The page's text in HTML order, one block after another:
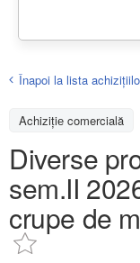
Înapoi la lista
Achizițiе comercială
Diverse
sem.II
crupe de